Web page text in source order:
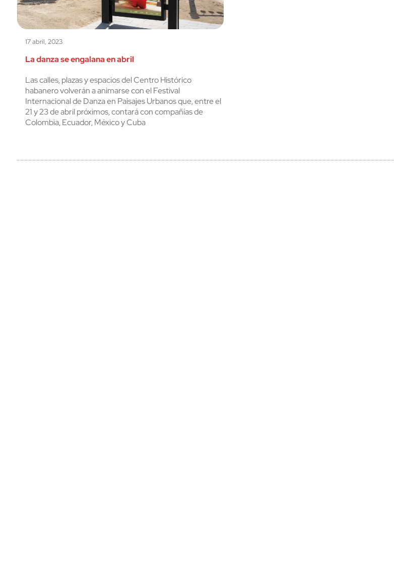
17 abril, 2023
La danza se engalana en abril
Las calles, plazas y espacios del Centro Histórico
habanero volverán a animarse con el Festival
Internacional de Danza en Paisajes Urbanos que, entre el
21 y 23 de abril próximos, contará con compañías de
Colombia, Ecuador, México y Cuba